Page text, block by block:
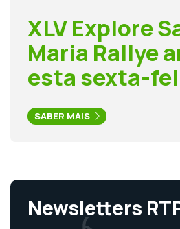
XLV Explore
Maria Rallye
esta sexta-
SABER MAIS
Newsletters